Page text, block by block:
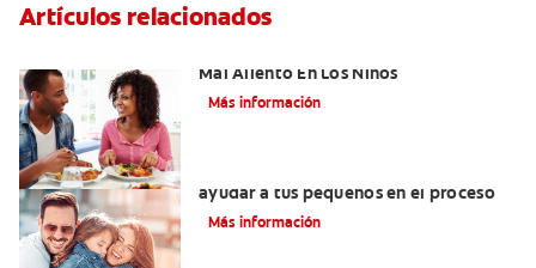
Artículos relacionados
Mal Aliento En Los Niños
Más información
ayudar a tus pequeños en el proceso
Más información